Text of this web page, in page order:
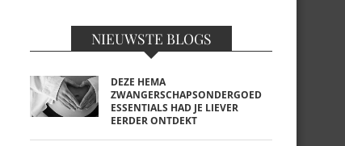
NIEUWSTE BLOGS
DEZE HEMA
ZWANGERSCHAPSONDERGOED
ESSENTIALS HAD JE LIEVER
EERDER ONTDEKT